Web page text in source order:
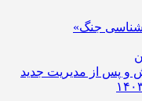
جنگ»
و پس از مدیریت جدید